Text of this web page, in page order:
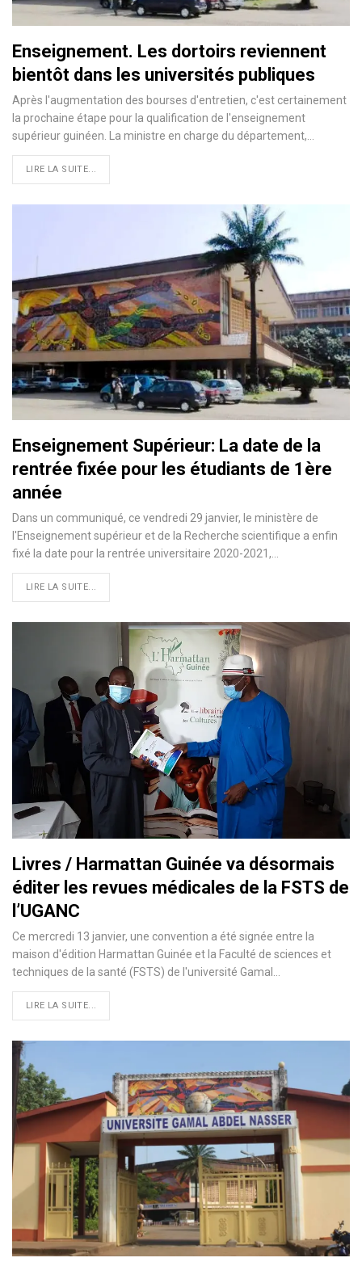
Enseignement. Les dortoirs reviennent
bientôt dans les universités publiques
Après l'augmentation des bourses d'entretien, c'est certainement
la prochaine étape pour la qualification de l'enseignement
supérieur guinéen. La ministre en charge du département,…
LIRE LA SUITE...
Enseignement Supérieur: La date de la
rentrée fixée pour les étudiants de 1ère
année
Dans un communiqué, ce vendredi 29 janvier, le ministère de
l'Enseignement supérieur et de la Recherche scientifique a enfin
fixé la date pour la rentrée universitaire 2020-2021,…
LIRE LA SUITE...
Livres / Harmattan Guinée va désormais
éditer les revues médicales de la FSTS de
l’UGANC
Ce mercredi 13 janvier, une convention a été signée entre la
maison d'édition Harmattan Guinée et la Faculté de sciences et
techniques de la santé (FSTS) de l'université Gamal
LIRE LA SUITE...